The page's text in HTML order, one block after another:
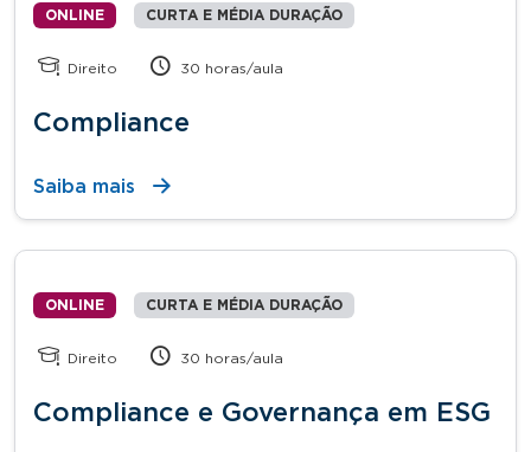
ONLINE CURTA E MÉDIA DURAÇÃO
Direito 30 horas/aula
Compliance
Saiba mais
ONLINE CURTA E MÉDIA DURAÇÃO
Direito 30 horas/aula
Compliance e Governança em ESG